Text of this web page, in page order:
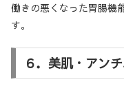
働きの悪くなった胃腸機
す。
６．美肌・アン